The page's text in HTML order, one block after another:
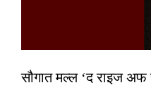
सौगात मल्ल ‘द राइज अफ